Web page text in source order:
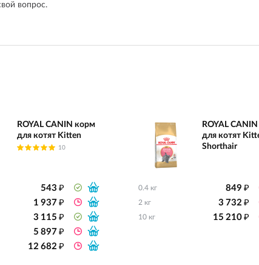
вопрос.
ROYAL CANIN корм
для котят Kitten
10
543₽
1 937₽
3 115₽
5 897₽
12 682₽
ROYAL
для котят
Shorthair
0.4 кг 849₽
2 кг 3 732₽
10 кг 15 210₽